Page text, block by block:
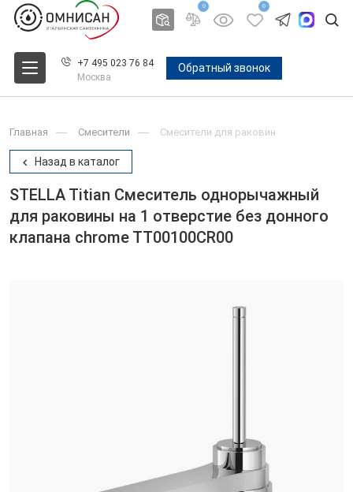
0 0
+7 495 023 76 84
Москва
Обратный звонок
Главная Смесители Смесители для раковин
Назад в каталог
STELLA Titian Смеситель однорычажный
для раковины на 1 отверстие без донного
клапана chrome TT00100CR00